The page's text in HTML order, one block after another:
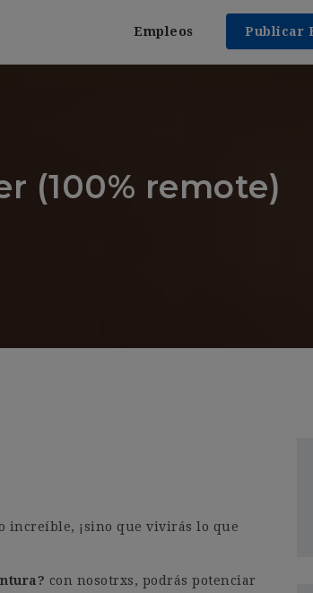
Empleos Publicar
(100% remote)
increíble, ¡sino que vivirás lo que
con nosotrxs, podrás potenciar